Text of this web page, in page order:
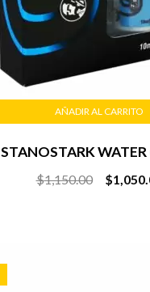
STANOSTARK WATER
$1,150.00
Original
$
AÑADIR AL CARRITO